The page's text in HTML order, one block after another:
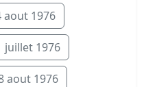
aout 1976
juillet 1976
aout 1976